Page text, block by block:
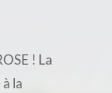
! La
la